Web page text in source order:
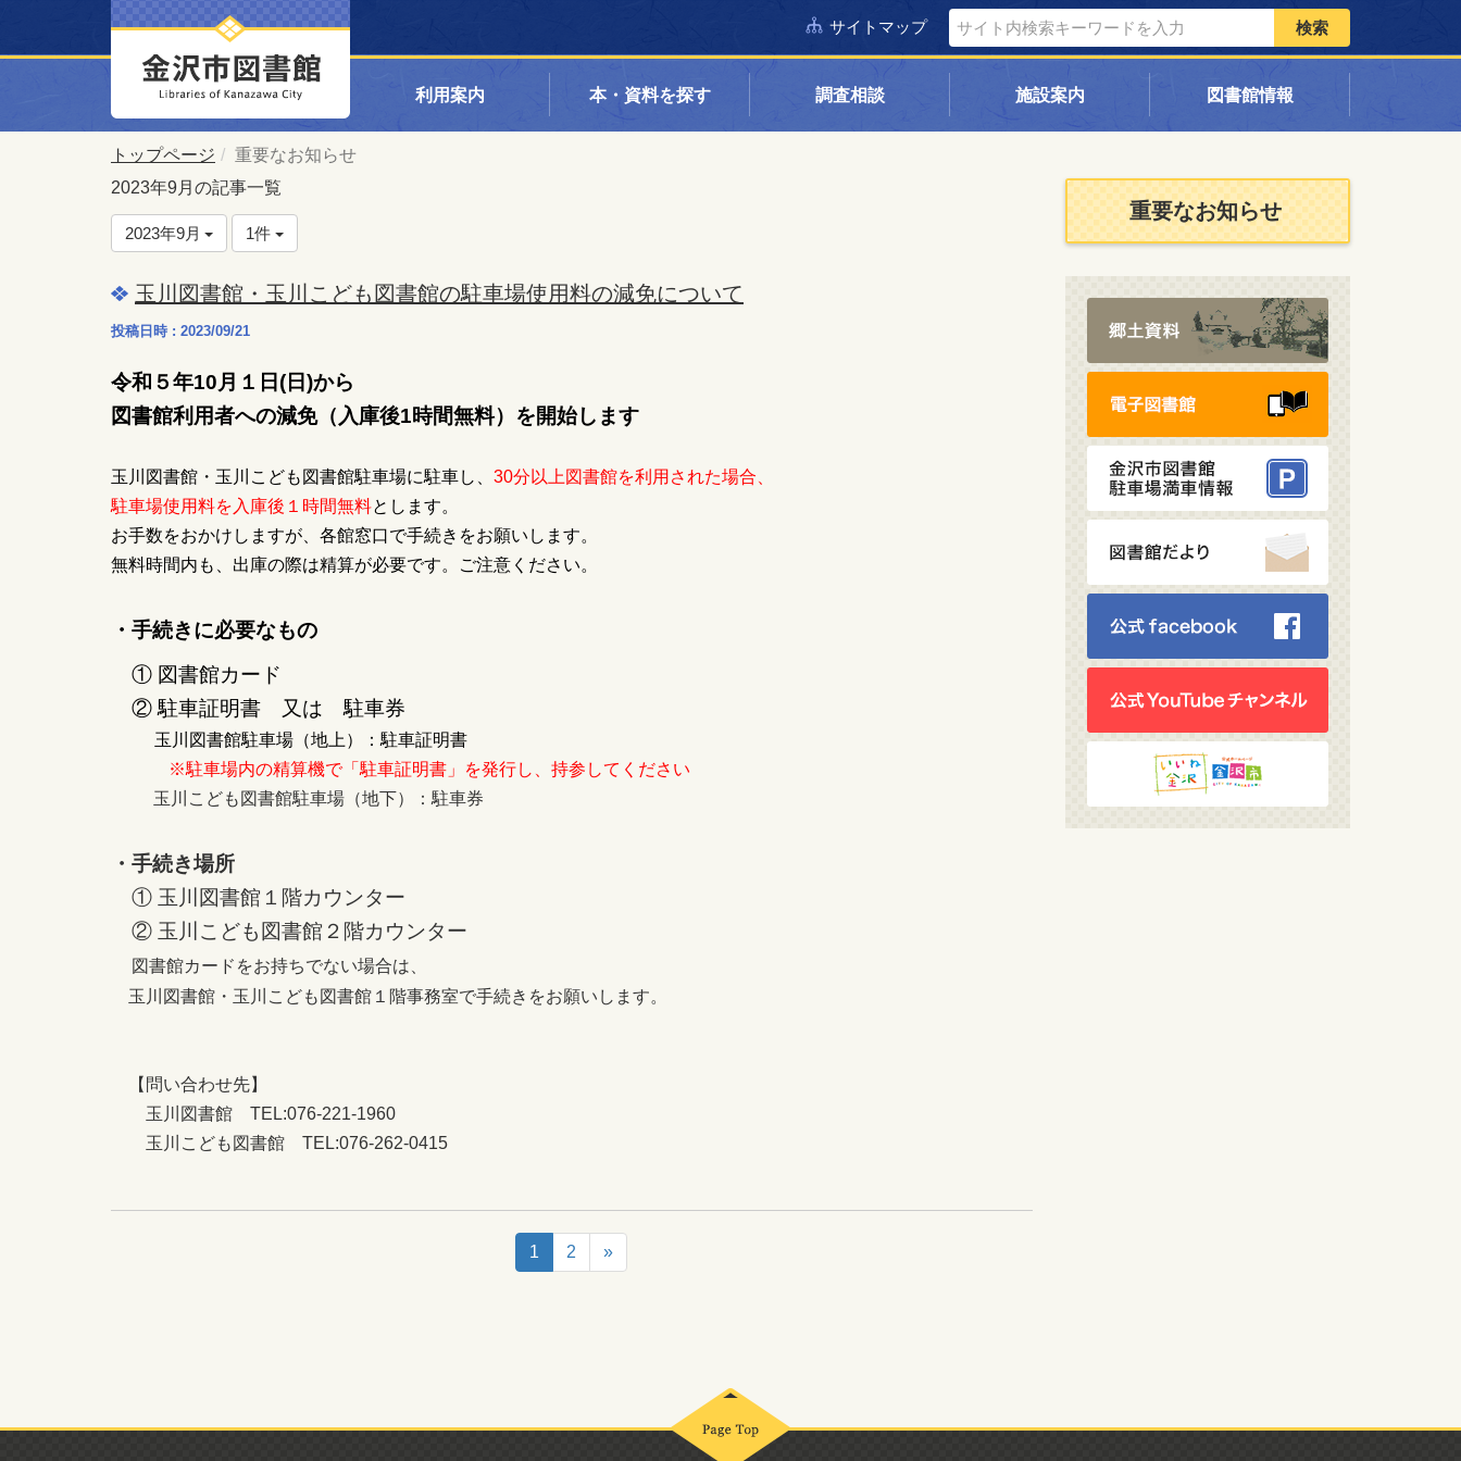
サイトマップ 検索
利用案内 本・資料を探す 調査相談 施設案内 図書館情報
トップページ
重要なお知らせ
2023年9月の記事一覧
2023年9月 1件
玉川図書館・玉川こども図書館の駐車場使用料の減免について
投稿日時 : 2023/09/21
令和５年10月１日(日)から
図書館利用者への減免（入庫後1時間無料）を開始します
玉川図書館・玉川こども図書館駐車場に駐車し、 30分以上図書館を利用された場合、
駐車場使用料を入庫後１時間無料とします。
お手数をおかけしますが、各館窓口で手続きをお願いします。
無料時間内も、出庫の際は精算が必要です。ご注意ください。
・手続きに必要なもの
① 図書館カード
② 駐車証明書 又は 駐車券
玉川図書館駐車場（地上）：駐車証明書
※駐車場内の精算機で「駐車証明書」を発行し、持参してください
玉川こども図書館駐車場（地下）：駐車券
・手続き場所
① 玉川図書館１階カウンター
② 玉川こども図書館２階カウンター
図書館カードをお持ちでない場合は、
玉川図書館・玉川こども図書館１階事務室で手続きをお願いします。
【問い合わせ先】
玉川図書館 TEL:076-221-1960
玉川こども図書館 TEL:076-262-0415
1 2 »
重要なお知らせ